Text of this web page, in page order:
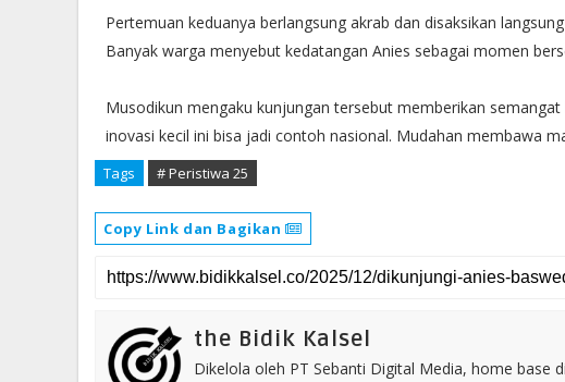
Pertemuan keduanya berlangsung akrab dan disaksikan
Banyak warga menyebut kedatangan Anies sebagai momen
Musodikun mengaku kunjungan tersebut memberikan
inovasi kecil ini bisa jadi contoh nasional. Mudahan membawa
Tags # Peristiwa 25
Copy Link dan Bagikan
the Bidik Kalsel
Dikelola oleh PT Sebanti Digital Media, home base